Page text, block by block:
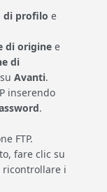
di profilo e
di origine e
di
Avanti.
inserendo
.
FTP.
fare clic su
ricontrollare i